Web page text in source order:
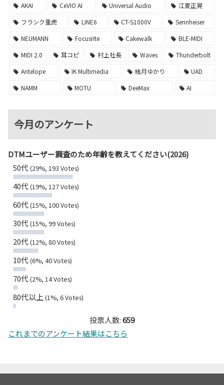
AKAI
CeVIO AI Universal Audio
江夏正晃
フランク重虎
LINE6 CT-S1000V
Sennheiser
NEUMANN
Focusrite Cakewalk
BLE-MIDI
MIDI 2.0
耳コピ 村上社長 Waves
Thunderbolt
Antelope
IK Multimedia 結月ゆかり
UAD
NAMM
MOTU DeeMax AI
今月のアンケート
DTMユーザー調査のため年齢を教えてください(2026)
50代(29%, 193 Votes)
40代(19%, 127 Votes)
60代(15%, 100 Votes)
30代(15%, 99 Votes)
20代(12%, 80 Votes)
10代(6%, 40 Votes)
70代(2%, 14 Votes)
80代以上 (1%, 6 Votes)
投票人数:659
これまでのアンケート結果はこちら